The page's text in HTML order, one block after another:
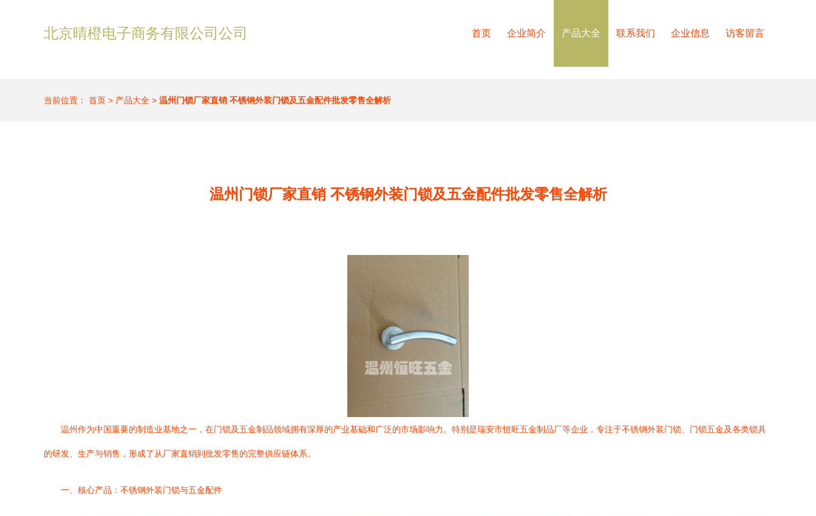
北京晴橙电子商务有限公司公司 首页 企业简介 产品大全 联系我们 企业信息 访客留言
当前位置： 首页 > 产品大全 > 温州门锁厂家直销 不锈钢外装门锁及五金配件批发零售全解析
温州门锁厂家直销 不锈钢外装门锁及五金配件批发零售全解析
温州作为中国重要的制造业基地之一，在门锁及五金制品领域拥有深厚的产业基础和广泛的市场影响力。特别是瑞安市恒旺五金制品厂等企业，专注于不锈钢外装门锁、门锁五金及各类锁具
的研发、生产与销售，形成了从厂家直销到批发零售的完整供应链体系。
一、核心产品：不锈钢外装门锁与五金配件